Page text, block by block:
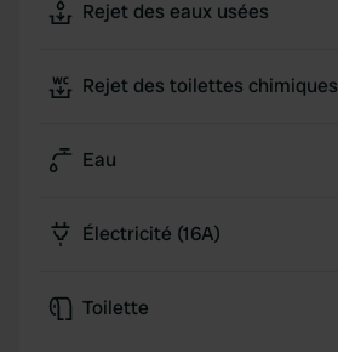
Rejet des eaux usées
Rejet des toilettes chimiques
Eau
Électricité (16A)
Toilette